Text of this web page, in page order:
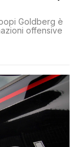
Goldberg è
offensive